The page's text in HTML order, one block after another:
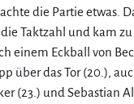
die Partie etwas.
Taktzahl und kam
einem Eckball von
über das Tor (20.),
(23.) und Sebastian